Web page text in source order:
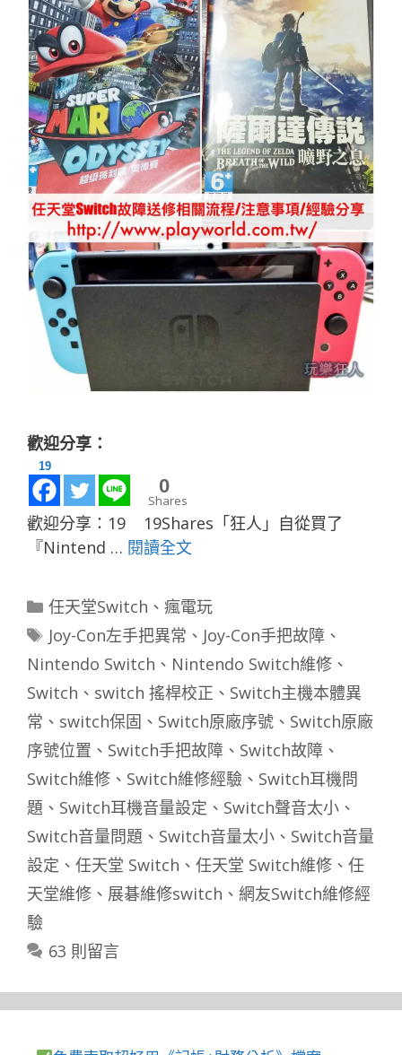
歡迎分享：
19
0
Shares
歡迎分享：19 19Shares「狂人」自從買了
『Nintend … 閱讀全文
分
類
任天堂Switch 、 瘋電玩
標
籤
Joy-Con左手把異常 、 Joy-Con手把故障、
Nintendo Switch 、 Nintendo Switch維修 、
Switch 、 switch 搖桿校正 、 Switch主機本體異
常 、 switch保固 、 Switch原廠序號 、 Switch原廠
序號位置 、 Switch手把故障 、 Switch故障 、
Switch維修 、 Switch維修經驗 、 Switch耳機問
題 、 Switch耳機音量設定 、 Switch聲音太小 、
Switch音量問題 、 Switch音量太小 、 Switch音量
設定 、 任天堂 Switch 、 任天堂 Switch維修 、 任
天堂維修 、 展碁維修switch 、 網友Switch維修經
驗
63 則留言